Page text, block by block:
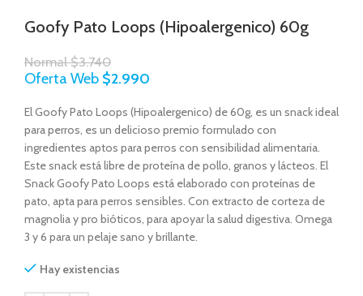
Goofy Pato Loops (Hipoalergenico) 60g
Normal$3.740
Oferta Web $2.990
El Goofy Pato Loops (Hipoalergenico) de 60g, es un snack ideal
para perros, es un delicioso premio formulado con
ingredientes aptos para perros con sensibilidad alimentaria.
Este snack está libre de proteína de pollo, granos y lácteos. El
Snack Goofy Pato Loops está elaborado con proteínas de
pato, apta para perros sensibles. Con extracto de corteza de
magnolia y pro bióticos, para apoyar la salud digestiva. Omega
3 y 6 para un pelaje sano y brillante.
Hay existencias